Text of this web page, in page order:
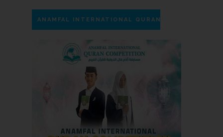
ANAMFAL INTERNATIONAL QURAN COMPETITION